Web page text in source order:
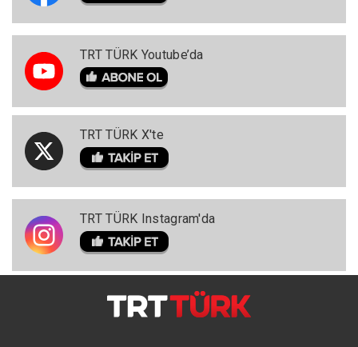
TRT TÜRK Youtube’da
TRT TÜRK X'te
TRT TÜRK Instagram'da